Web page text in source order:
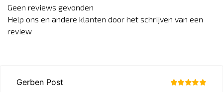
Geen reviews gevonden
Help ons en andere klanten door het schrijven van een
review